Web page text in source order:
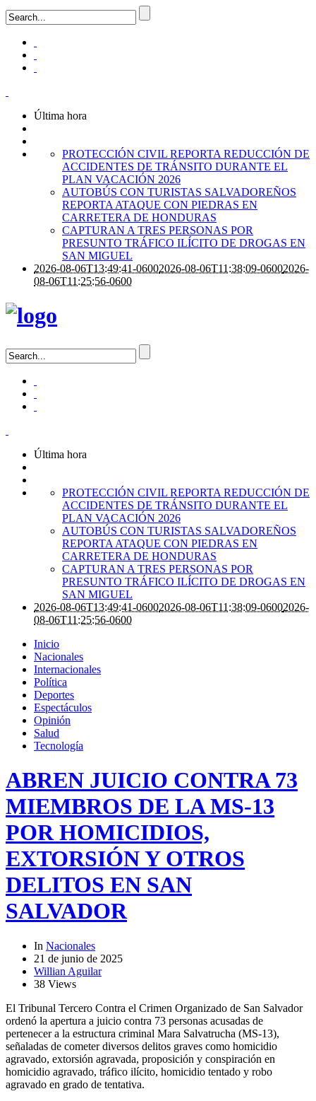
Última hora
PROTECCIÓN CIVIL REPORTA REDUCCIÓN DE
ACCIDENTES DE TRÁNSITO DURANTE EL
PLAN VACACIÓN 2026
AUTOBÚS CON TURISTAS SALVADOREÑOS
REPORTA ATAQUE CON PIEDRAS EN
CARRETERA DE HONDURAS
CAPTURAN A TRES PERSONAS POR
PRESUNTO TRÁFICO ILÍCITO DE DROGAS EN
SAN MIGUEL
2026-08-06T13:49:41-06002026-08-06T11:38:09-06002026-
08-06T11:25:56-0600
Última hora
PROTECCIÓN CIVIL REPORTA REDUCCIÓN DE
ACCIDENTES DE TRÁNSITO DURANTE EL
PLAN VACACIÓN 2026
AUTOBÚS CON TURISTAS SALVADOREÑOS
REPORTA ATAQUE CON PIEDRAS EN
CARRETERA DE HONDURAS
CAPTURAN A TRES PERSONAS POR
PRESUNTO TRÁFICO ILÍCITO DE DROGAS EN
SAN MIGUEL
2026-08-06T13:49:41-06002026-08-06T11:38:09-06002026-
08-06T11:25:56-0600
Inicio
Nacionales
Internacionales
Política
Deportes
Espectáculos
Opinión
Salud
Tecnología
ABREN JUICIO CONTRA 73
MIEMBROS DE LA MS-13
POR HOMICIDIOS,
EXTORSIÓN Y OTROS
DELITOS EN SAN
SALVADOR
In Nacionales
21 de junio de 2025
Willian Aguilar
38 Views
El Tribunal Tercero Contra el Crimen Organizado de San Salvador
ordenó la apertura a juicio contra 73 personas acusadas de
pertenecer a la estructura criminal Mara Salvatrucha (MS-13),
señaladas de cometer diversos delitos graves como homicidio
agravado, extorsión agravada, proposición y conspiración en
homicidio agravado, tráfico ilícito, homicidio tentado y robo
agravado en grado de tentativa.